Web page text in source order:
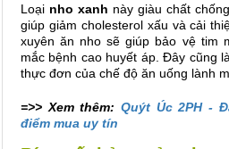
Loại nho xanh này giàu chất
giúp giảm cholesterol xấu và cải
xuyên ăn nho sẽ giúp bảo vệ tim
mắc bệnh cao huyết áp. Đây cũng
thực đơn của chế độ ăn uống lành
=>> Xem thêm: Quýt Úc 2PH -
điểm mua uy tín